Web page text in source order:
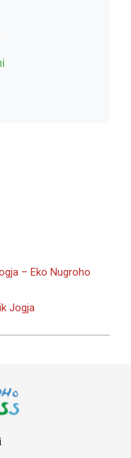
– Eko Nugroho
Jogja